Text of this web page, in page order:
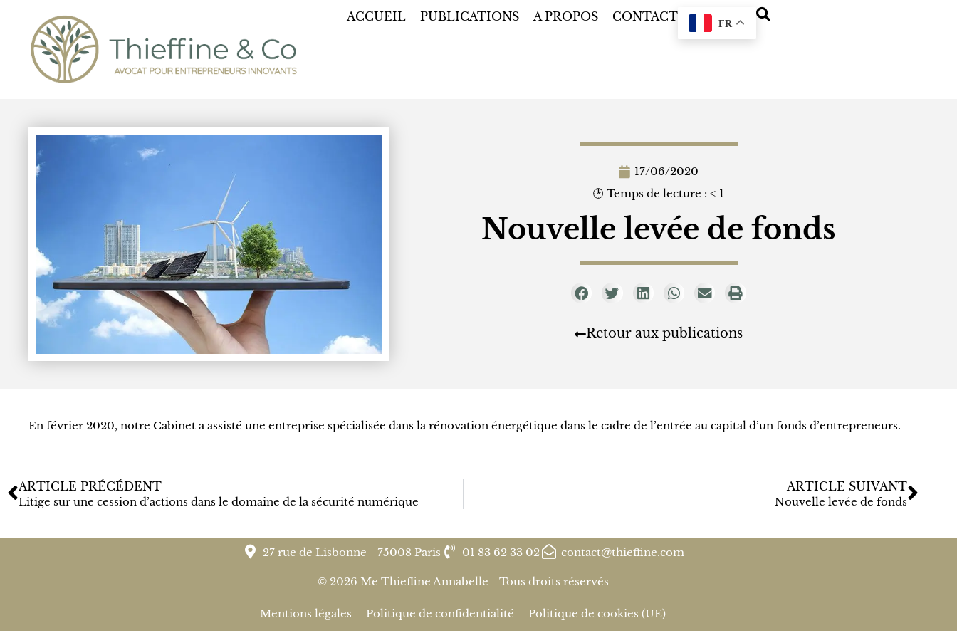
ACCUEIL PUBLICATIONS A PROPOS CONTACT
FR
17/06/2020
🕑 Temps de lecture : < 1
Nouvelle levée de fonds
Retour aux publications
En février 2020, notre Cabinet a assisté une entreprise spécialisée dans la rénovation énergétique dans le cadre de l’entrée au capital d’un fonds d’entrepreneurs.
ARTICLE PRÉCÉDENT
Litige sur une cession d’actions dans le domaine de la sécurité numérique
ARTICLE SUIVANT
Nouvelle levée de fonds
27 rue de Lisbonne - 75008 Paris 01 83 62 33 02 contact@thieffine.com
© 2026 Me Thieffine Annabelle - Tous droits réservés
Mentions légales Politique de confidentialité Politique de cookies (UE)